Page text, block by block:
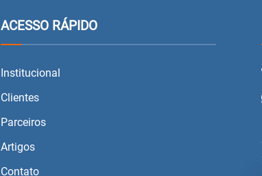
ACESSO RÁPIDO
Institucional
Clientes
Parceiros
Artigos
Contato